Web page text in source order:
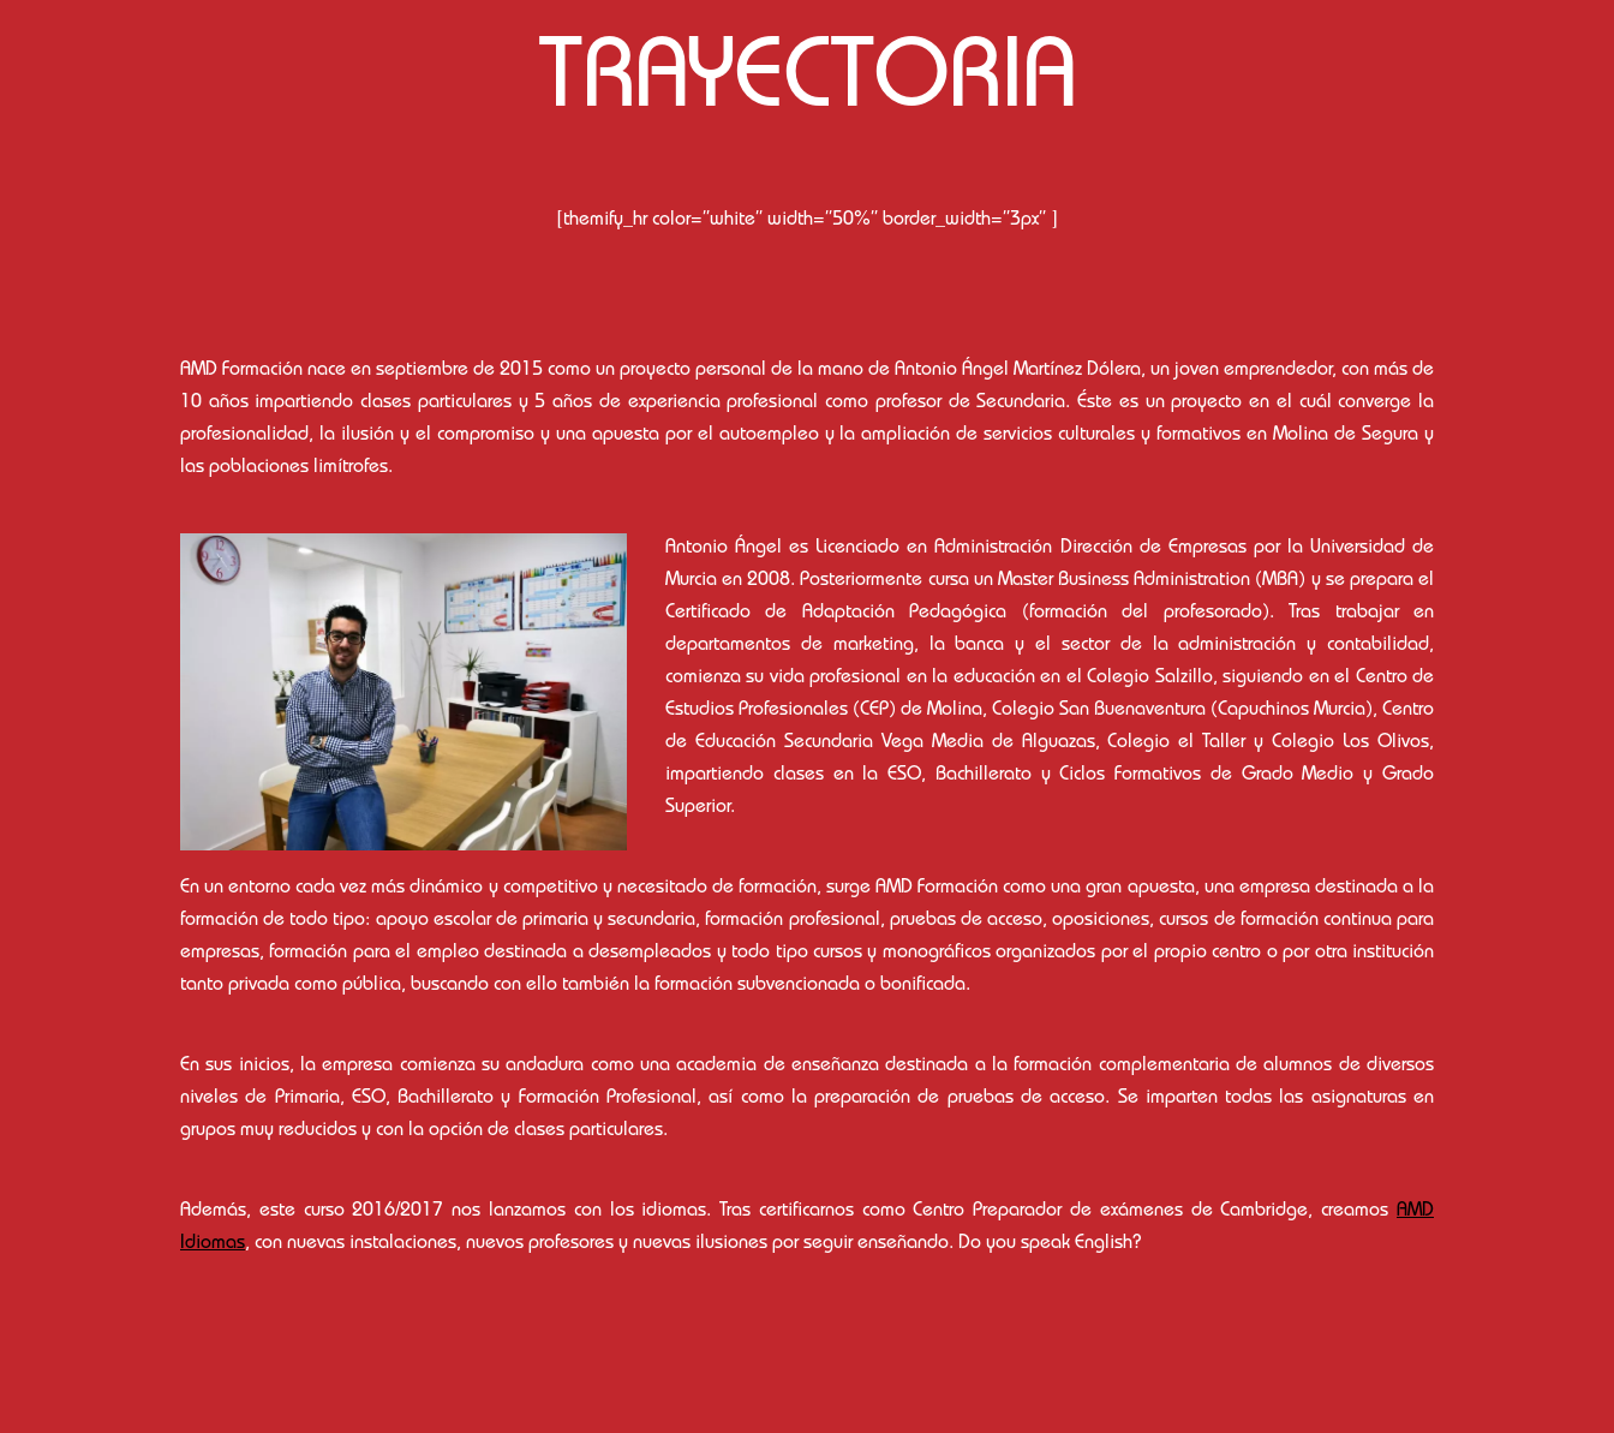
TRAYECTORIA
[themify_hr color=”white” width=”50%” border_width=”3px” ]
AMD Formación nace en septiembre de 2015 como un proyecto personal de la mano de Antonio Ángel Martínez Dólera, un joven emprendedor, con más de
10 años impartiendo clases particulares y 5 años de experiencia profesional como profesor de Secundaria. Éste es un proyecto en el cuál converge la
profesionalidad, la ilusión y el compromiso y una apuesta por el autoempleo y la ampliación de servicios culturales y formativos en Molina de Segura y
las poblaciones limítrofes.
Antonio Ángel es Licenciado en Administración Dirección de Empresas por la Universidad de
Murcia en 2008. Posteriormente cursa un Master Business Administration (MBA) y se prepara el
Certificado de Adaptación Pedagógica (formación del profesorado). Tras trabajar en
departamentos de marketing, la banca y el sector de la administración y contabilidad,
comienza su vida profesional en la educación en el Colegio Salzillo, siguiendo en el Centro de
Estudios Profesionales (CEP) de Molina, Colegio San Buenaventura (Capuchinos Murcia), Centro
de Educación Secundaria Vega Media de Alguazas, Colegio el Taller y Colegio Los Olivos,
impartiendo clases en la ESO, Bachillerato y Ciclos Formativos de Grado Medio y Grado
Superior.
En un entorno cada vez más dinámico y competitivo y necesitado de formación, surge AMD Formación como una gran apuesta, una empresa destinada a la
formación de todo tipo: apoyo escolar de primaria y secundaria, formación profesional, pruebas de acceso, oposiciones, cursos de formación continua para
empresas, formación para el empleo destinada a desempleados y todo tipo cursos y monográficos organizados por el propio centro o por otra institución
tanto privada como pública, buscando con ello también la formación subvencionada o bonificada.
En sus inicios, la empresa comienza su andadura como una academia de enseñanza destinada a la formación complementaria de alumnos de diversos
niveles de Primaria, ESO, Bachillerato y Formación Profesional, así como la preparación de pruebas de acceso. Se imparten todas las asignaturas en
grupos muy reducidos y con la opción de clases particulares.
Además, este curso 2016/2017 nos lanzamos con los idiomas. Tras certificarnos como Centro Preparador de exámenes de Cambridge, creamos AMD
Idiomas, con nuevas instalaciones, nuevos profesores y nuevas ilusiones por seguir enseñando. Do you speak English?